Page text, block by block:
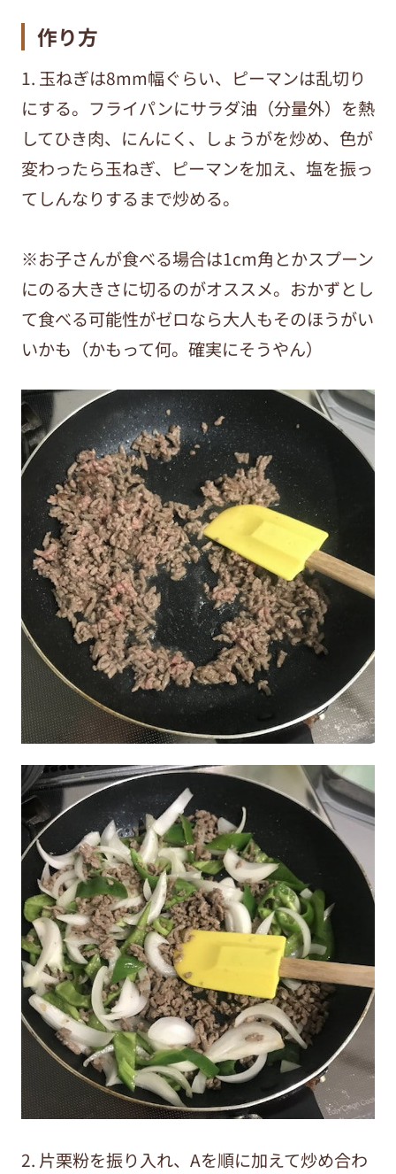
作り方
1. 玉ねぎは8mm幅ぐらい、ピーマンは乱切り
にする。フライパンにサラダ油（分量外）を熱
してひき肉、にんにく、しょうがを炒め、色が
変わったら玉ねぎ、ピーマンを加え、塩を振っ
てしんなりするまで炒める。
※お子さんが食べる場合は1cm角とかスプーン
にのる大きさに切るのがオススメ。おかずとし
て食べる可能性がゼロなら大人もそのほうがい
いかも（かもって何。確実にそうやん）
2. 片栗粉を振り入れ、Aを順に加えて炒め合わ